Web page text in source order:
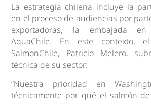
La estrategia chilena incluye la
en el proceso de audiencias por
exportadoras, la embajada
AquaChile. En este contexto,
SalmonChile, Patricio Melero,
técnica de su sector:
“Nuestra prioridad en
técnicamente por qué el salmón